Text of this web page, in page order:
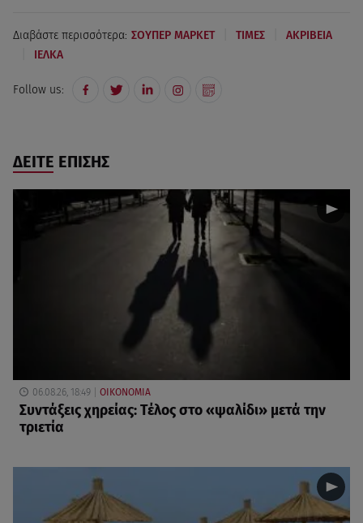
Διαβάστε περισσότερα: ΣΟΥΠΕΡ ΜΑΡΚΕΤ ΤΙΜΕΣ ΑΚΡΙΒΕΙΑ
ΙΕΛΚΑ
Follow us:
ΔΕΙΤΕ ΕΠΙΣΗΣ
06.08.26, 18:49 ΟΙΚΟΝΟΜΙΑ
Συντάξεις χηρείας: Τέλος στο «ψαλίδι» μετά την
τριετία